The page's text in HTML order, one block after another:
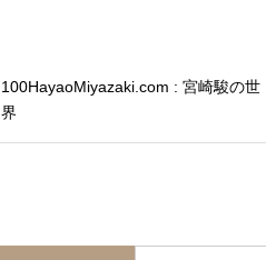
100HayaoMiyazaki.com : 宮崎駿の世
界